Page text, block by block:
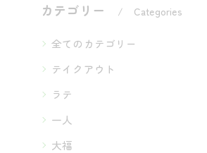
カテゴリー Categories
全てのカテゴリー
テイクアウト
ラテ
一人
大福